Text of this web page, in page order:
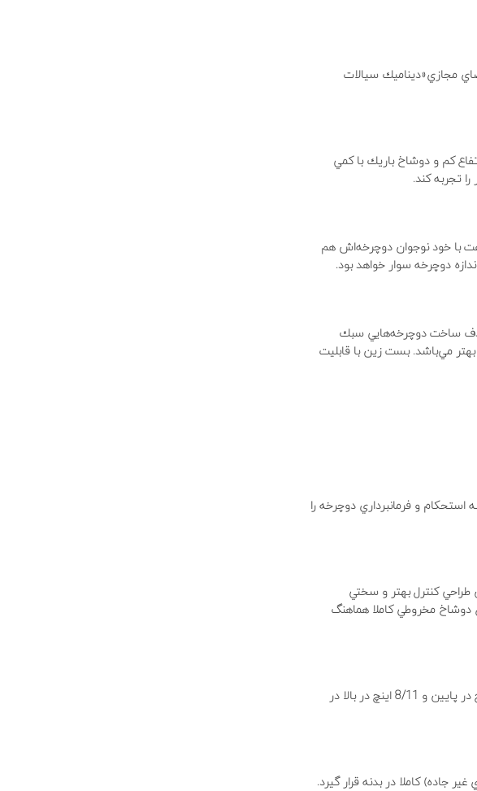
مجازي«ديناميك سيالات
كم و دوشاخ باريك‌ با كمي
تجربه كند.
گفت با خود نوجوان دوچرخه‌اش هم
دوچرخه سوار خواهد بود.
هدف ساخت دوچرخه‌هايي سبك‌
راحتي بهتر مي‌باشد. بست زين با قابليت
استحكام و فرمانبرداري دوچرخه را
طراحي كنترل بهتر و سختي
بزرگتر (11/2 اينچ در پايين،11/4 ‌اينچ در بالا ) با ميل دوشاخ مخروطي كاملا هماهنگ
لوله دوشاخ با قطر متغير و طول با بلبرينگ‌هاي 4/11 اينچ در پايين و 8/11 اينچ بالايي براي دوچرخه‌هاي جاده و 2/11 اينچ در پايين و 8/11 اينچ در بالا در
با پهناي 86 ميلي‌متر(92 ميلي‌متر براي دوچرخه‌هاي غير جاده) كاملا در بدنه قرار گيرد.